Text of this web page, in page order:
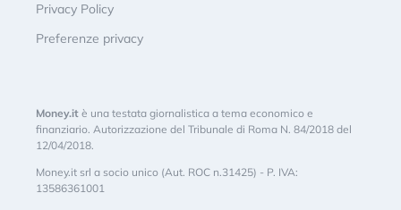
Privacy Policy
Preferenze privacy
Money.it è una testata giornalistica a tema economico e
finanziario. Autorizzazione del Tribunale di Roma N. 84/2018 del
12/04/2018.
Money.it srl a socio unico (Aut. ROC n.31425) - P. IVA:
13586361001